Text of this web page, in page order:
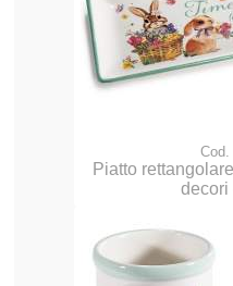
Cod.
Piatto
decori